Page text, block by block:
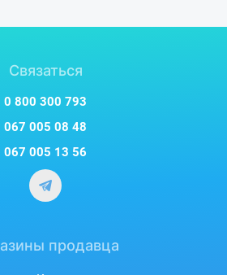
Связаться
0 800 300 793
067 005 08 48
067 005 13 56
продавца